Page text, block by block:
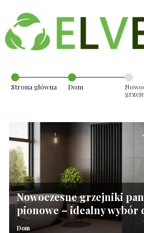
Strona główna Dom
do
Nowoczesne grzejniki
pionowe – idealny wybór
Dom